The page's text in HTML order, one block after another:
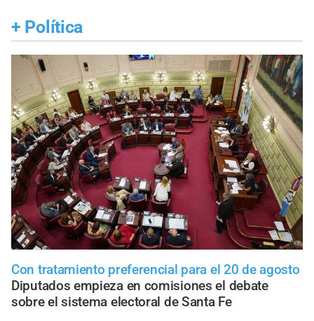
+ Política
Con tratamiento preferencial para el 20 de agosto
Diputados empieza en comisiones el debate
sobre el sistema electoral de Santa Fe